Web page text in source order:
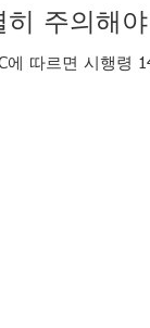
주의해
에 따르면 시행령